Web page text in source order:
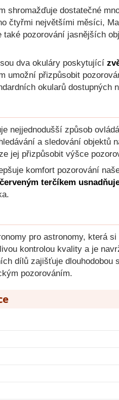
shromažďuje dostatečné
čtyřmi největšími měsíci,
také pozorování jasnějších
dva okuláry poskytující
umožní přizpůsobit
okularů dostupných
nejjednodušší způsob
a sledování
jej přizpůsobit výšce
komfort pozorování
terčíkem
pro astronomy, která
kontrolou kvality a je
dílů zajišťuje
pozorováním.